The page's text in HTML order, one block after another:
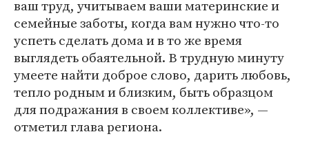
ваш труд, учитываем ваши материнские и
семейные заботы, когда вам нужно что-то
успеть сделать дома и в то же время
выглядеть обаятельной. В трудную минуту
умеете найти доброе слово, дарить любовь,
тепло родным и близким, быть образцом
для подражания в своем коллективе», —
отметил глава региона.